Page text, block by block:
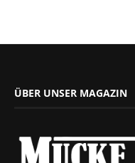
ÜBER UNSER MAGAZIN